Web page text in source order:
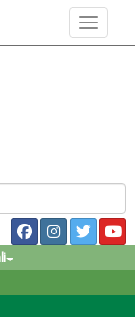
Toggle